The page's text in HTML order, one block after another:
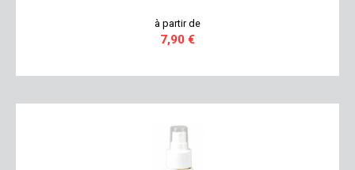
à partir de
7,90 €